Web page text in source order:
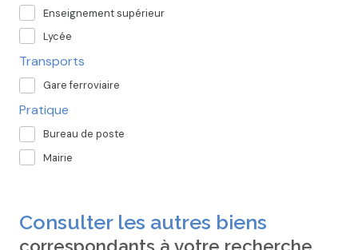
Enseignement supérieur
Lycée
Transports
Gare ferroviaire
Pratique
Bureau de poste
Mairie
Consulter les autres biens